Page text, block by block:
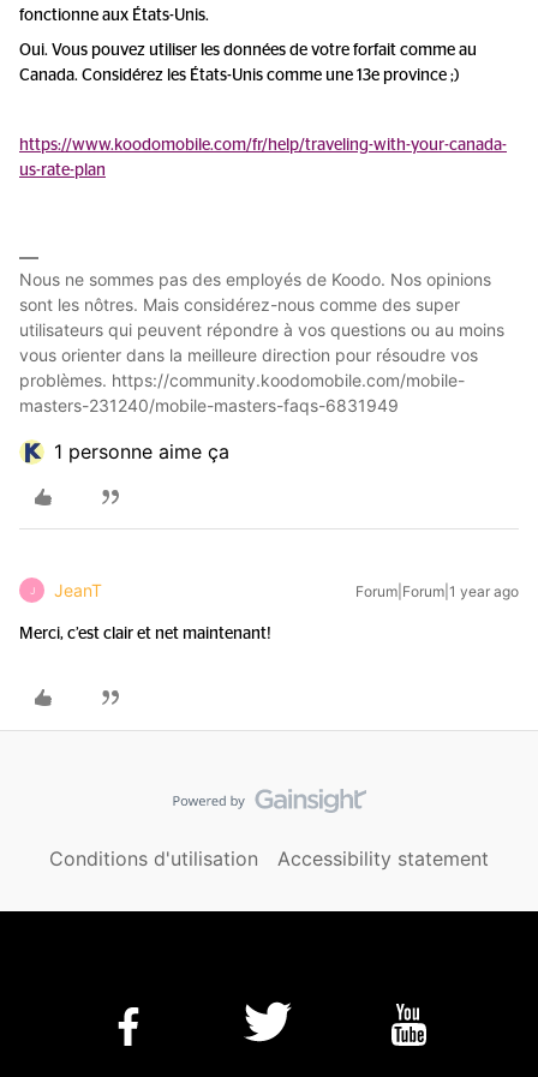
fonctionne aux États-Unis.
Oui. Vous pouvez utiliser les données de votre forfait comme au
Canada. Considérez les États-Unis comme une 13e province ;)
https://www.koodomobile.com/fr/help/traveling-with-your-canada-
us-rate-plan
Nous ne sommes pas des employés de Koodo. Nos opinions
sont les nôtres. Mais considérez-nous comme des super
utilisateurs qui peuvent répondre à vos questions ou au moins
vous orienter dans la meilleure direction pour résoudre vos
problèmes. https://community.koodomobile.com/mobile-
masters-231240/mobile-masters-faqs-6831949
1 personne aime ça
J JeanT Forum|Forum|1 year ago
Merci, c’est clair et net maintenant!
Conditions d'utilisation Accessibility statement